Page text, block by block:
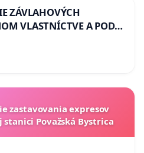
ZÁVLAHOVÝCH
VLASTNÍCTVE A POD
REPUBLIKY & žiadosť
stavu závlahových a
na Slovensku
zastavovania expresov
stanici Považská Bystrica